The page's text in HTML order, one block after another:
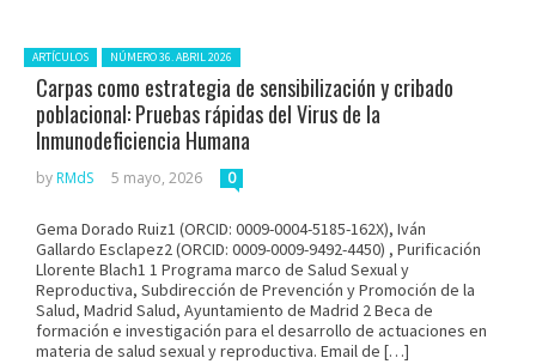
Posted in:
ARTÍCULOS NÚMERO 36. ABRIL 2026
Carpas como estrategia de sensibilización y cribado
poblacional: Pruebas rápidas del Virus de la
Inmunodeficiencia Humana
by RMdS 5 mayo, 2026 0
Gema Dorado Ruiz1 (ORCID: 0009-0004-5185-162X), Iván
Gallardo Esclapez2 (ORCID: 0009-0009-9492-4450) , Purificación
Llorente Blach1 1 Programa marco de Salud Sexual y
Reproductiva, Subdirección de Prevención y Promoción de la
Salud, Madrid Salud, Ayuntamiento de Madrid 2 Beca de
formación e investigación para el desarrollo de actuaciones en
materia de salud sexual y reproductiva. Email de […]